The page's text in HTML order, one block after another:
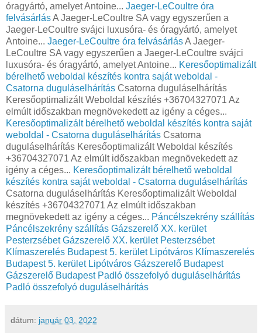
óragyártó, amelyet Antoine... Jaeger-LeCoultre óra
felvásárlásA Jaeger-LeCoultre SA vagy egyszerűen a
Jaeger-LeCoultre svájci luxusóra- és óragyártó, amelyet
Antoine... Jaeger-LeCoultre óra felvásárlásA Jaeger-
LeCoultre SA vagy egyszerűen a Jaeger-LeCoultre svájci
luxusóra- és óragyártó, amelyet Antoine... Keresőoptimalizált
bérelhető weboldal készítés kontra saját weboldal -
Csatorna duguláselhárítás Csatorna duguláselhárítás
Keresőoptimalizált Weboldal készítés +36704327071 Az
elmúlt időszakban megnövekedett az igény a céges...
Keresőoptimalizált bérelhető weboldal készítés kontra saját
weboldal - Csatorna duguláselhárítás Csatorna
duguláselhárítás Keresőoptimalizált Weboldal készítés
+36704327071 Az elmúlt időszakban megnövekedett az
igény a céges... Keresőoptimalizált bérelhető weboldal
készítés kontra saját weboldal - Csatorna duguláselhárítás
Csatorna duguláselhárítás Keresőoptimalizált Weboldal
készítés +36704327071 Az elmúlt időszakban
megnövekedett az igény a céges... Páncélszekrény szállítás
Páncélszekrény szállítás Gázszerelő XX. kerület
Pesterzsébet Gázszerelő XX. kerület Pesterzsébet
Klímaszerelés Budapest 5. kerület Lipótváros Klímaszerelés
Budapest 5. kerület Lipótváros Gázszerelő Budapest
Gázszerelő Budapest Padló összefolyó duguláselhárítás
Padló összefolyó duguláselhárítás
dátum: január 03, 2022